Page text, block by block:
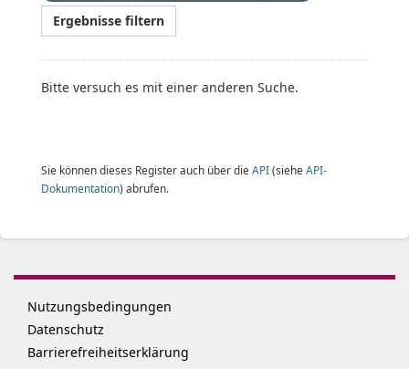
Ergebnisse filtern
Bitte versuch es mit einer anderen Suche.
Sie können dieses Register auch über die API(siehe API-
Dokumentation) abrufen.
Nutzungsbedingungen
Datenschutz
Barrierefreiheitserklärung